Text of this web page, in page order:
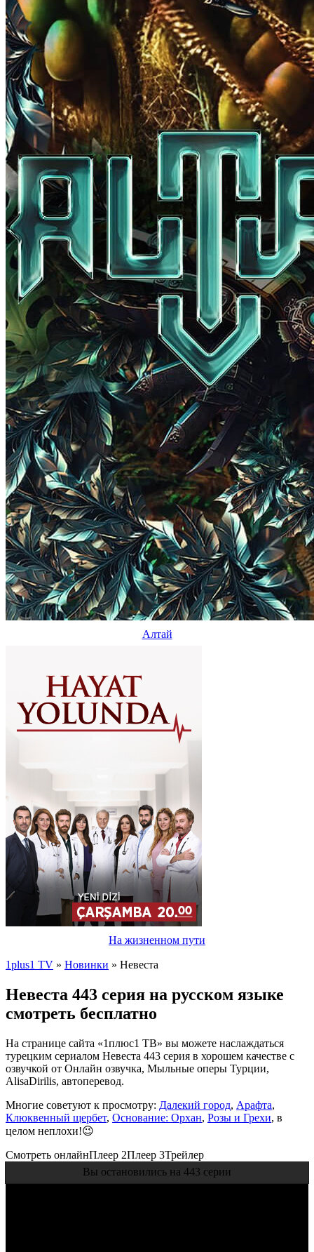
Алтай
На жизненном пути
1plus1 TV » Новинки » Невеста
Невеста 443 серия на русском языке
смотреть бесплатно
На странице сайта «1плюс1 ТВ» вы можете наслаждаться
турецким сериалом Невеста 443 серия в хорошем качестве с
озвучкой от Онлайн озвучка, Мыльные оперы Турции,
AlisaDirilis, автоперевод.
Многие советуют к просмотру: Далекий город, Арафта,
Клюквенный щербет, Основание: Орхан, Розы и Грехи, в
целом неплохи!😉
Смотреть онлайнПлеер 2Плеер 3Трейлер
Вы остановились на 443 серии